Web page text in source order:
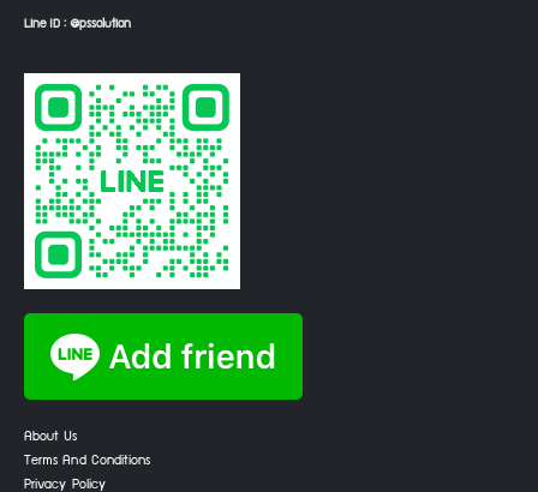
Line ID : @pssolution
About Us
Terms And Conditions
Privacy Policy